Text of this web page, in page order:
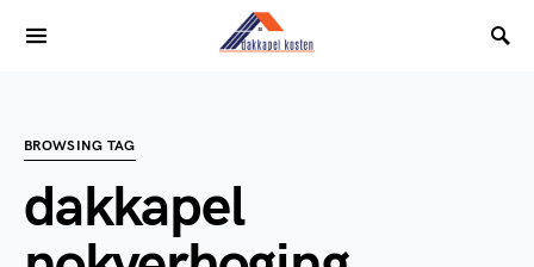
BROWSING TAG
dakkapel